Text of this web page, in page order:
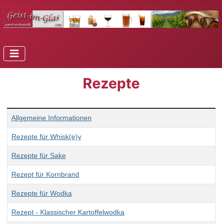
Rezepte
Allgemeine Informationen
Rezepte für Whisk(e)y
Rezepte für Sake
Rezept für Kornbrand
Rezepte für Wodka
Rezept - Klassischer Kartoffelwodka